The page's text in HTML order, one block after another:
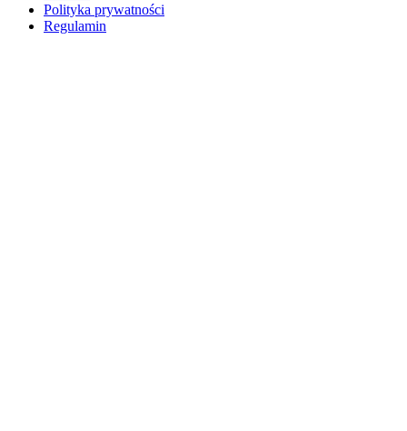
Polityka prywatności
Regulamin